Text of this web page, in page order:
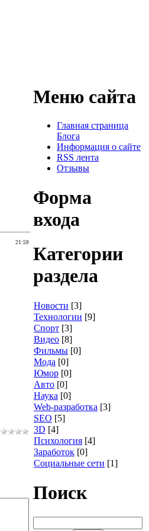
21:59
Меню сайта
Главная страница
Блога
Информация о сайте
RSS лента
Отзывы
Форма
входа
Категории
раздела
Новости [3]
Технологии [9]
Спорт [3]
Видео [8]
Фильмы [0]
Мода [0]
Юмор [0]
Авто [0]
Наука [0]
Web-разработка [3]
SEO [5]
3D [4]
Психология [4]
Заработок [0]
Социальные сети [1]
Поиск